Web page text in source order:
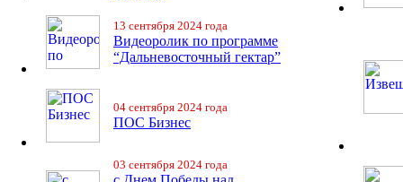
13 сентября 2024 года
Видеоролик по программе
“Дальневосточный гектар”
04 сентября 2024 года
ПОС Бизнес
03 сентября 2024 года